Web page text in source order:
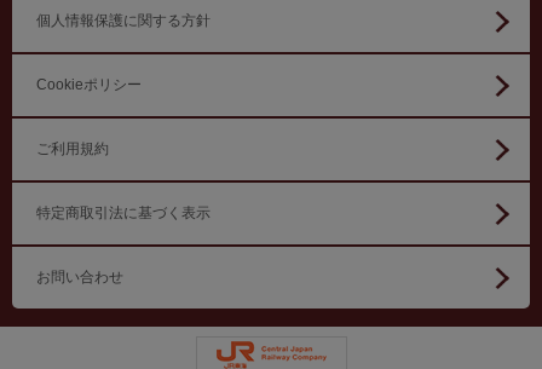
個人情報保護に関する方針
Cookieポリシー
ご利用規約
特定商取引法に基づく表示
お問い合わせ